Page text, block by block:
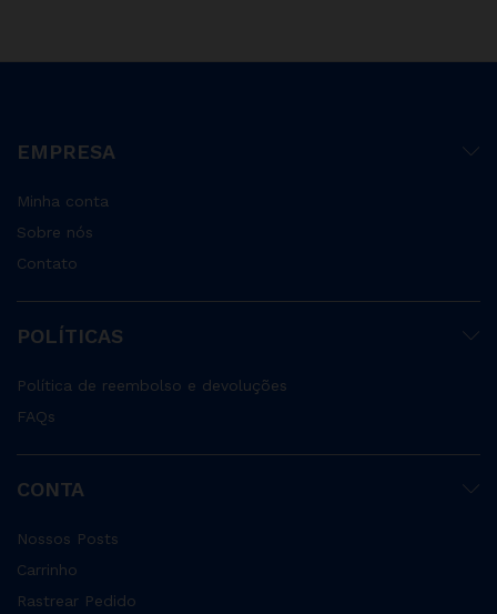
EMPRESA
Minha conta
Sobre nós
Contato
POLÍTICAS
Política de reembolso e devoluções
FAQs
CONTA
Nossos Posts
Carrinho
Rastrear Pedido